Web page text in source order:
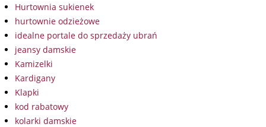
Hurtownia sukienek
hurtownie odzieżowe
idealne portale do sprzedaży ubrań
jeansy damskie
Kamizelki
Kardigany
Klapki
kod rabatowy
kolarki damskie